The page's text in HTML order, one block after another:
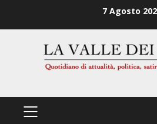
7 Agosto
PRIMÄRES